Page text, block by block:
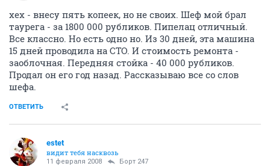
хех - внесу пять копеек, но не своих. Шеф мой брал
таурега - за 1800 000 рубликов. Пипелац отличный.
Все классно. Но есть одно но. Из 30 дней, эта машина
15 дней проводила на СТО. И стоимость ремонта -
заоблочная. Передняя стойка - 40 000 рубликов.
Продал он его год назад. Рассказываю все со слов
шефа.
ОТВЕТИТЬ
estet
видит тебя насквозь
11 февраля 2008 Борт 247